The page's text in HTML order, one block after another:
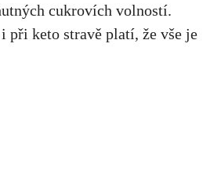
cukrovích⁢ volností.
při keto stravě platí, že vše je